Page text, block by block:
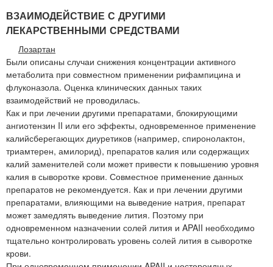
ВЗАИМОДЕЙСТВИЕ С ДРУГИМИ
ЛЕКАРСТВЕННЫМИ СРЕДСТВАМИ
Лозартан
Были описаны случаи снижения концентрации активного
метаболита при совместном применении рифампицина и
флуконазола. Оценка клинических данных таких
взаимодействий не проводилась.
Как и при лечении другими препаратами, блокирующими
ангиотензин II или его эффекты, одновременное применение
калийсберегающих диуретиков (например, спиронолактон,
триамтерен, амилорид), препаратов калия или содержащих
калий заменителей соли может привести к повышению уровня
калия в сыворотке крови. Совместное применение данных
препаратов не рекомендуется. Как и при лечении другими
препаратами, влияющими на выведение натрия, препарат
может замедлять выведение лития. Поэтому при
одновременном назначении солей лития и APAII необходимо
тщательно контролировать уровень солей лития в сыворотке
крови.